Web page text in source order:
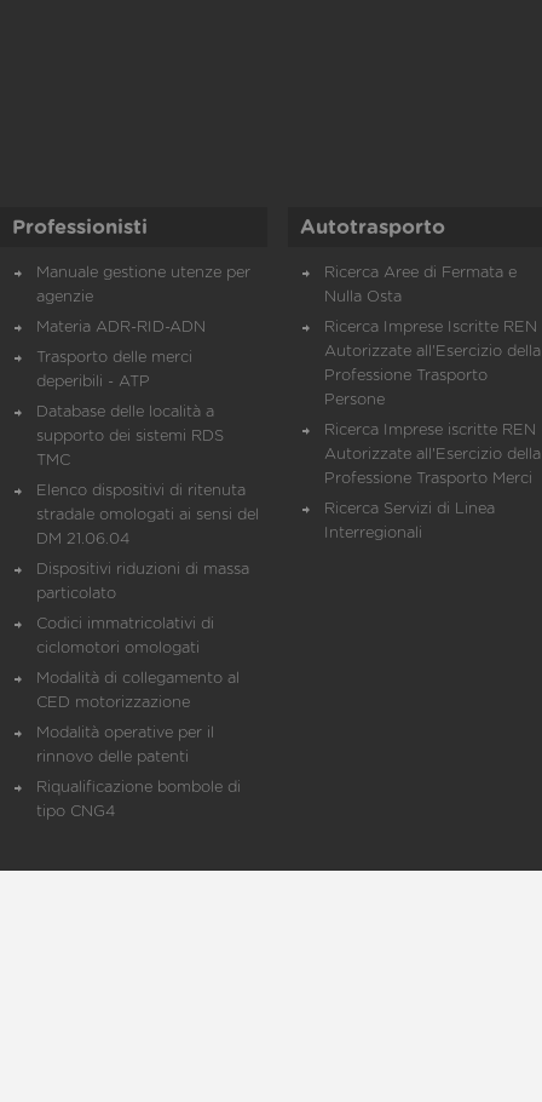
Professionisti
Manuale gestione utenze per
agenzie
Materia ADR-RID-ADN
Trasporto delle merci
deperibili - ATP
Database delle località a
supporto dei sistemi RDS
TMC
Elenco dispositivi di ritenuta
stradale omologati ai sensi del
DM 21.06.04
Dispositivi riduzioni di massa
particolato
Codici immatricolativi di
ciclomotori omologati
Modalità di collegamento al
CED motorizzazione
Modalità operative per il
rinnovo delle patenti
Riqualificazione bombole di
tipo CNG4
Autotrasporto
Ricerca Aree di Fermata e
Nulla Osta
Ricerca Imprese Iscritte REN
Autorizzate all'Esercizio della
Professione Trasporto
Persone
Ricerca Imprese iscritte REN
Autorizzate all'Esercizio della
Professione Trasporto Merci
Ricerca Servizi di Linea
Interregionali